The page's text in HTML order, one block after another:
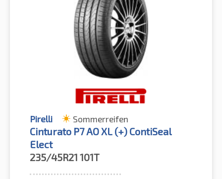
Pirelli Sommerreifen
Cinturato P7 AO XL (+) ContiSeal
Elect
235/45R21 101T